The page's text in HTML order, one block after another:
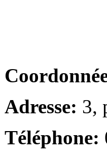
Adresse: 3,
Téléphone: